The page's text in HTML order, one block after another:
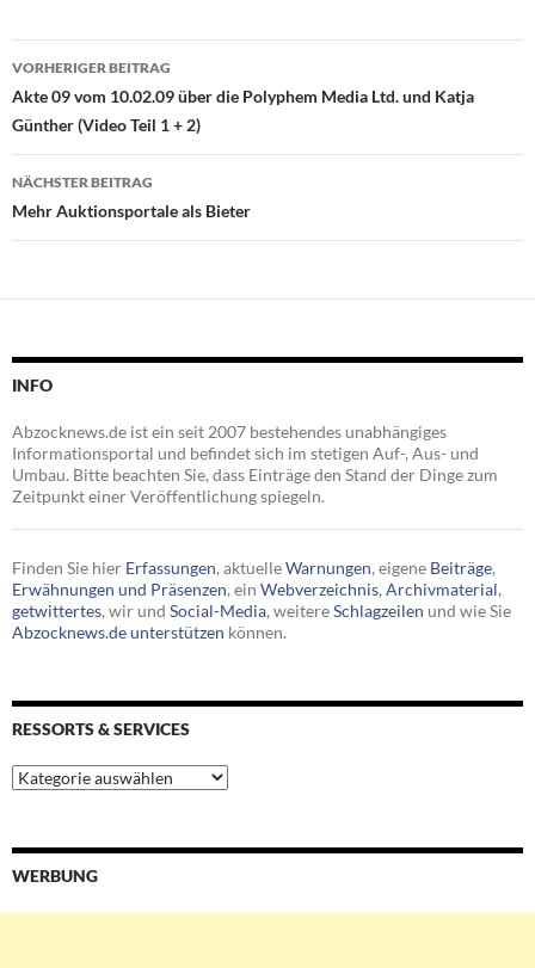
Beitragsnavigation
VORHERIGER BEITRAG
Akte 09 vom 10.02.09 über die Polyphem Media Ltd. und Katja
Günther (Video Teil 1 + 2)
NÄCHSTER BEITRAG
Mehr Auktionsportale als Bieter
INFO
Abzocknews.de ist ein seit 2007 bestehendes unabhängiges
Informationsportal und befindet sich im stetigen Auf-, Aus- und
Umbau. Bitte beachten Sie, dass Einträge den Stand der Dinge zum
Zeitpunkt einer Veröffentlichung spiegeln.
Finden Sie hier Erfassungen, aktuelleWarnungen, eigene Beiträge,
Erwähnungen und Präsenzen, ein Webverzeichnis, Archivmaterial,
getwittertes, wir und Social-Media, weitereSchlagzeilen und wie Sie
Abzocknews.de unterstützen können.
RESSORTS & SERVICES
Ressorts
&
WERBUNG